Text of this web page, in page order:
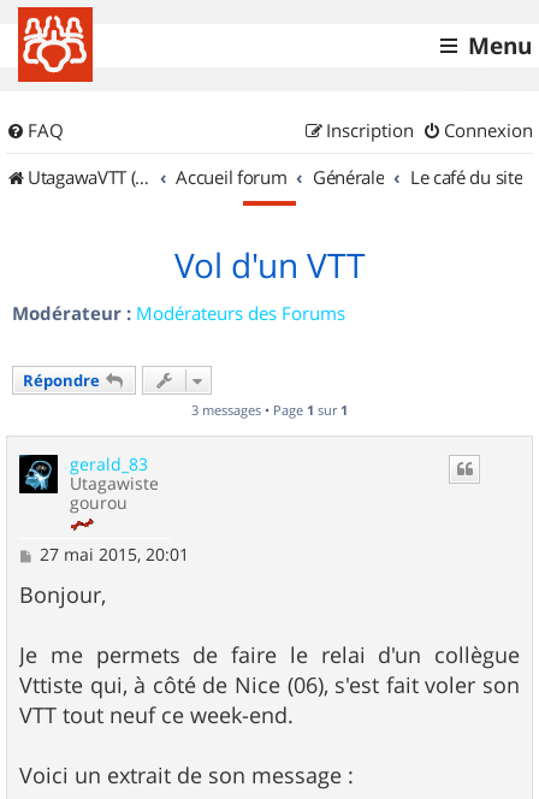
Menu
FAQ Connexion
Inscription
UtagawaVTT (Randos VTT et VTTAE avec traces GPS)
Accueil forum Générale Le café du site
Vol d'un VTT
Modérateur : Modérateurs des Forums
Répondre
3 messages • Page 1 sur 1
gerald_83
Utagawiste
gourou
M
s
s
g
e
27 mai 2015, 20:01
Bonjour,
Je me permets de faire le relai d'un collègue
Vttiste qui, à côté de Nice (06), s'est fait voler son
VTT tout neuf ce week-end.
Voici un extrait de son message :